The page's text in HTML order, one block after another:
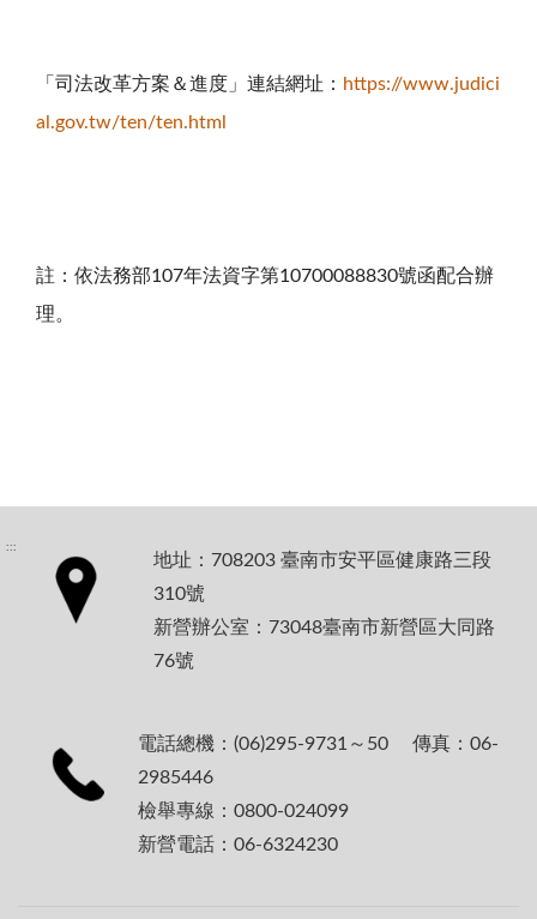
「司法改革方案＆進度」連結網址： https://www.judici
al.gov.tw/ten/ten.html
註：依法務部107年法資字第10700088830號函配合辦
理。
:::
地址：708203 臺南市安平區健康路三段
310號
新營辦公室：73048臺南市新營區大同路
76號
電話總機：(06)295-9731～50 傳真：06-
2985446
檢舉專線：0800-024099
新營電話：06-6324230